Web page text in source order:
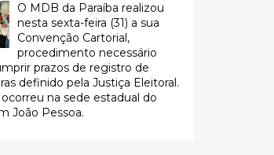
O MDB da Paraíba realizou
nesta sexta-feira (31) a sua
Convenção Cartorial,
procedimento necessário
prazos de registro de
definido pela Justiça Eleitoral.
na sede estadual do
João Pessoa.